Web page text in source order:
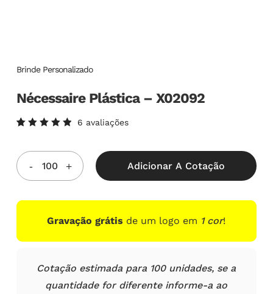
Brinde Personalizado
Nécessaire Plástica – X02092
5.00de
5, com
baseado
em
clientes
6 avaliações
Adicionar A Cotação
Gravação grátis de um logo em 1 cor!
Cotação estimada para 100 unidades, se a
quantidade for diferente informe-a ao